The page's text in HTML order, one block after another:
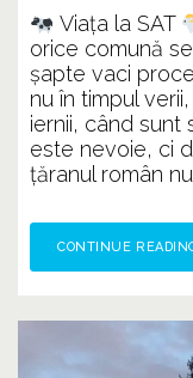
Viața la SAT
orice comună
şapte vaci
nu în timpul
iernii, când sunt
este nevoie, ci
ţăranul român nu
CONTINUE